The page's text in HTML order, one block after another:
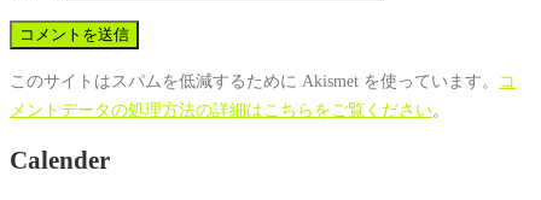
このサイトはスパムを低減するために Akismet を使っています。
コ
メントデータの処理方法の詳細はこちらをご覧ください。
Calender